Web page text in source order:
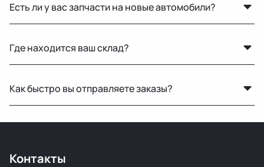
Есть ли у вас запчасти на новые автомобили?
запчастях для машин с пробегом.
Где находится ваш склад?
есть склад в России для ускоренной доставки по РФ.
Как быстро вы отправляете заказы?
Контакты